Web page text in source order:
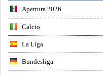
Apertura 2026
Calcio
La Liga
Bundesliga